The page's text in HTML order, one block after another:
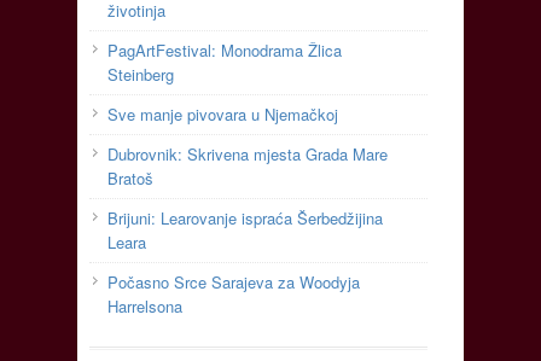
životinja
PagArtFestival: Monodrama Žlica
Steinberg
Sve manje pivovara u Njemačkoj
Dubrovnik: Skrivena mjesta Grada Mare
Bratoš
Brijuni: Learovanje ispraća Šerbedžijina
Leara
Počasno Srce Sarajeva za Woodyja
Harrelsona